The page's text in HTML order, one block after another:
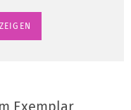
Exemplar